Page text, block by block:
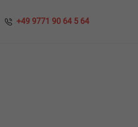
​​ +49 9771 90 64 5 64